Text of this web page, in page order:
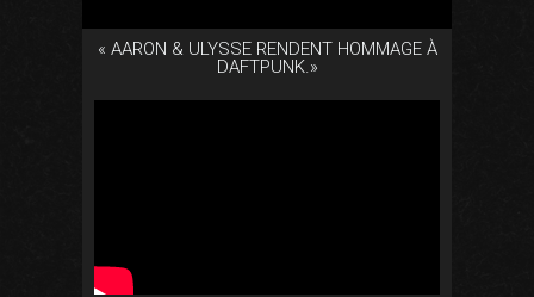
« AARON & ULYSSE RENDENT HOMMAGE À
DAFTPUNK.»